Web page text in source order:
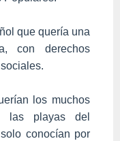
que quería una
con derechos
los muchos
las playas del
conocían por